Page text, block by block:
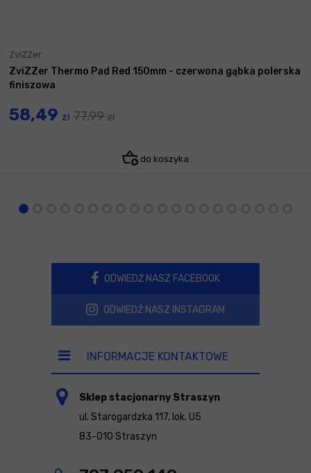
ZviZZer
ZviZZer Thermo Pad Red 150mm - czerwona gąbka polerska
finiszowa
58,49 zł 77,99zł
do koszyka
ODWIEDŹ NASZ FACEBOOK
ODWIEDŹ NASZ INSTAGRAM
INFORMACJE KONTAKTOWE
Sklep stacjonarny Straszyn
ul. Starogardzka 117, lok. U5
83-010 Straszyn